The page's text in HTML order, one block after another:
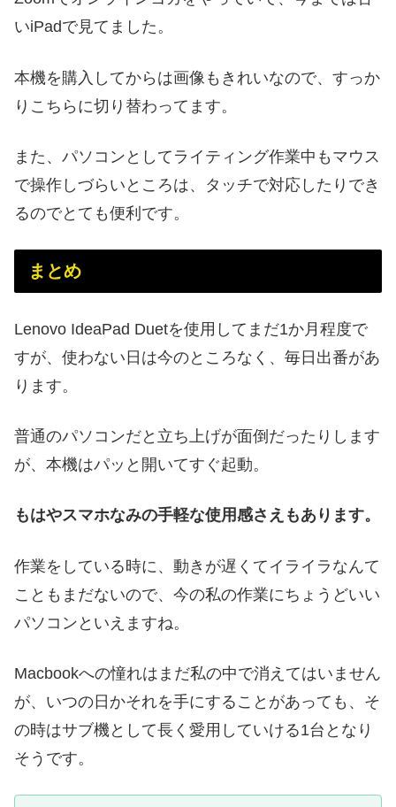
いiPadで見てました。
本機を購入してからは画像もきれいなので、すっか
りこちらに切り替わってます。
また、パソコンとしてライティング作業中もマウス
で操作しづらいところは、タッチで対応したりでき
るのでとても便利です。
まとめ
Lenovo IdeaPad Duetを使用してまだ1か月程度で
すが、使わない日は今のところなく、毎日出番があ
ります。
普通のパソコンだと立ち上げが面倒だったりします
が、本機はパッと開いてすぐ起動。
もはやスマホなみの手軽な使用感さえもあります。
作業をしている時に、動きが遅くてイライラなんて
こともまだないので、今の私の作業にちょうどいい
パソコンといえますね。
Macbookへの憧れはまだ私の中で消えてはいません
が、いつの日かそれを手にすることがあっても、そ
の時はサブ機として長く愛用していける1台となり
そうです。